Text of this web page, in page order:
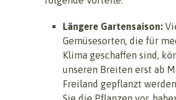
Längere Gartensaison:
Gemüsesorten, die für
Klima geschaffen sind,
unseren Breiten erst ab
Freiland gepflanzt